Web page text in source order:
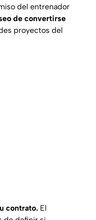
del entrenador
de convertirse
proyectos del
contrato. El